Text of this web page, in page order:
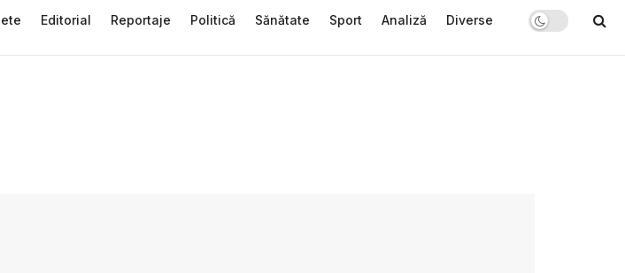
Editorial Reportaje Politică Sănătate Sport Analiză Diverse